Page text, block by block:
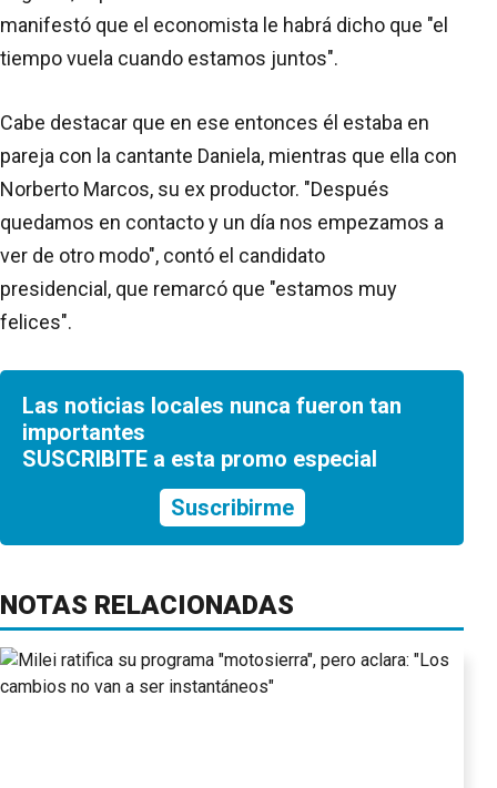
manifestó que el economista le habrá dicho que "el
tiempo vuela cuando estamos juntos".
Cabe destacar que en ese entonces él estaba en
pareja con la cantante Daniela, mientras que ella con
Norberto Marcos, su ex productor. "Después
quedamos en contacto y un día nos empezamos a
ver de otro modo", contó el candidato
presidencial, que remarcó que "estamos muy
felices".
Las noticias locales nunca fueron tan
importantes
SUSCRIBITE a esta promo especial
Suscribirme
NOTAS RELACIONADAS